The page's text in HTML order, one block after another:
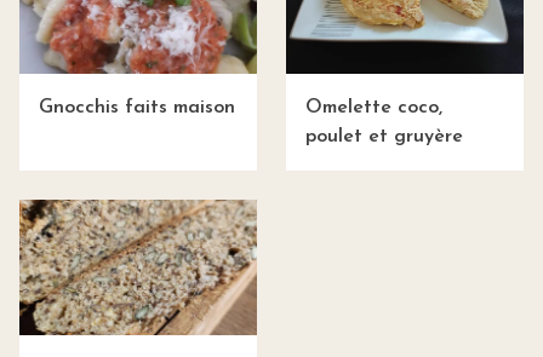
Gnocchis faits maison
Omelette coco,
poulet et gruyère